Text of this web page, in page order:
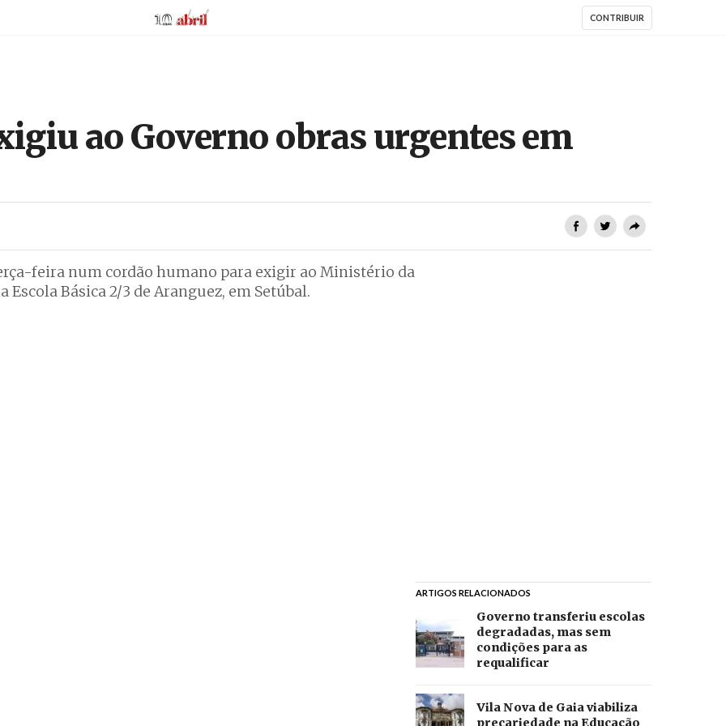
AbrilAbril CONTRIBUIR
ao Governo obras urgentes em
feira num cordão humano para exigir ao Ministério da
Básica 2/3 de Aranguez, em Setúbal.
ARTIGOS RELACIONADOS
Governo transferiu escolas
degradadas, mas sem
condições para as
requalificar
Vila Nova de Gaia viabiliza
precariedade na Educação